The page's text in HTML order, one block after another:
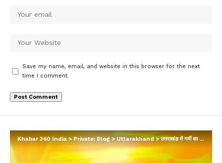
Save my name, email, and website in this browser for the next
time I comment.
Khabar 360 India>Private: Blog>Uttarakhand>उत्तराखंड में गर्मी का प्रकोप बढ़ने के आसार, अलर्ट जारी